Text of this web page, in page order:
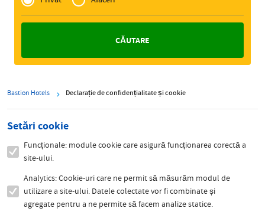
Zakelijk
Bastion Hotels Declarație de confidențialitate și cookie
Setări cookie
Funcționale: module cookie care asigură funcționarea corectă a
site-ului.
Analytics: Cookie-uri care ne permit să măsurăm modul de
utilizare a site-ului. Datele colectate vor fi combinate și
agregate pentru a ne permite să facem analize statice.